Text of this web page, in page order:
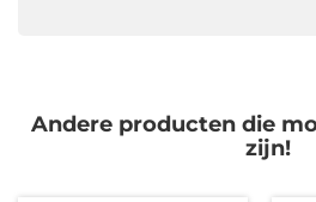
Andere producten die
zijn!